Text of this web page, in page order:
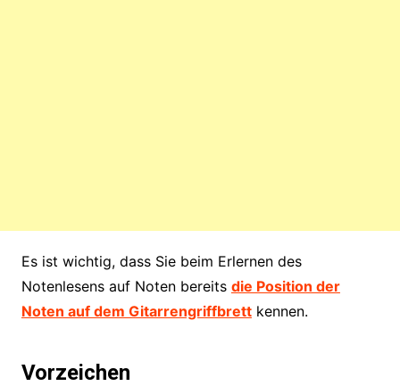
Es ist wichtig, dass Sie beim Erlernen des
Notenlesens auf Noten bereits die Position der
Noten auf dem Gitarrengriffbrettkennen.
Vorzeichen